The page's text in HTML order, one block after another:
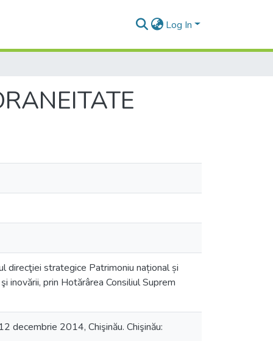
Log In
direcţiei strategice Patrimoniu național și
prin Hotărârea Consiliul Suprem
decembrie 2014, Chişinău. Chişinău: